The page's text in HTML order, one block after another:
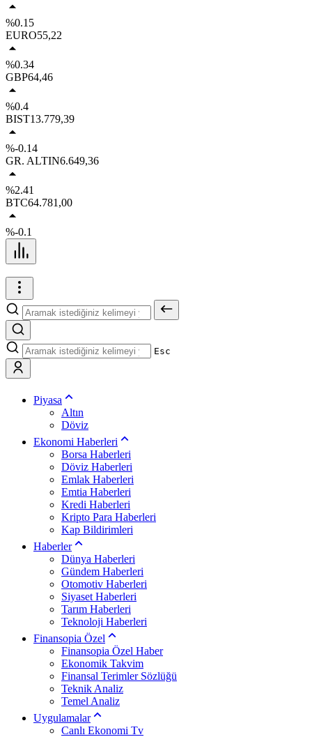
%0.15
EURO55,22
%0.34
GBP64,46
%0.4
BIST13.779,39
%-0.14
GR. ALTIN6.649,36
%2.41
BTC64.781,00
%-0.1
Esc
Piyasa
Altın
Döviz
Ekonomi Haberleri
Borsa Haberleri
Döviz Haberleri
Emlak Haberleri
Emtia Haberleri
Kredi Haberleri
Kripto Para Haberleri
Kap Bildirimleri
Haberler
Dünya Haberleri
Gündem Haberleri
Otomotiv Haberleri
Siyaset Haberleri
Tarım Haberleri
Teknoloji Haberleri
Finansopia Özel
Finansopia Özel Haber
Ekonomik Takvim
Finansal Terimler Sözlüğü
Teknik Analiz
Temel Analiz
Uygulamalar
Canlı Ekonomi Tv